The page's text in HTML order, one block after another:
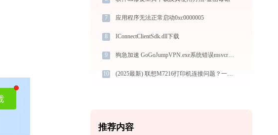
7 应用程序无法正常启动0xc0000005
8 IConnectClientSdk.dll下载
9 狗急加速 GoGoJumpVPN.exe系统错误msvcr100.dll丢失如何解决
10 (2025最新) 联想M7216打印机连接问题？一招搞定！-金山毒霸
推荐内容